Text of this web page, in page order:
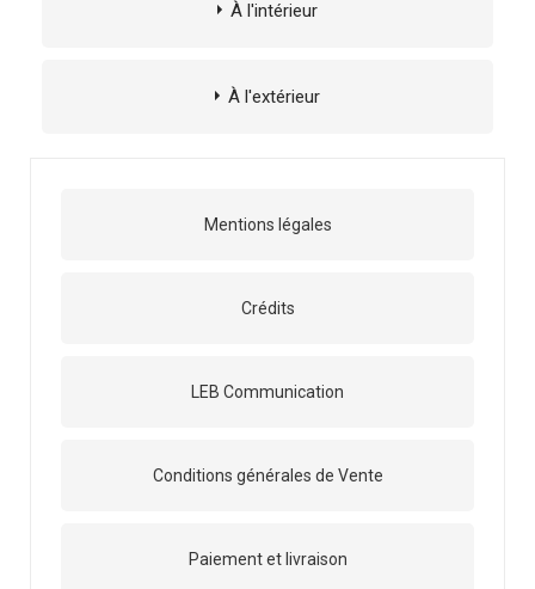
À l'intérieur
À l'extérieur
Mentions légales
Crédits
LEB Communication
Conditions générales de Vente
Paiement et livraison